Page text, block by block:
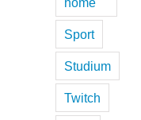
Sport
Studium
Twitch